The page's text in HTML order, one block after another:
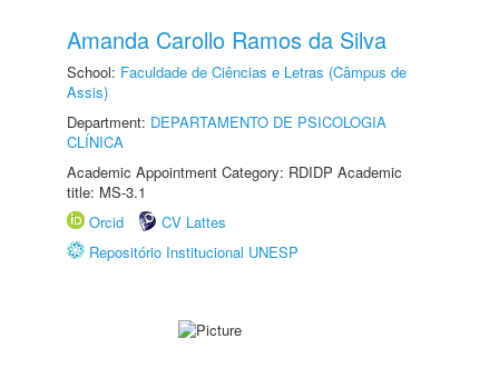
Amanda Carollo Ramos da Silva
School: Faculdade de Ciências e Letras (Câmpus de
Assis)
Department: DEPARTAMENTO DE PSICOLOGIA
CLÍNICA
Academic Appointment Category: RDIDP Academic
title: MS-3.1
Orcid
CV Lattes
Repositório Institucional UNESP